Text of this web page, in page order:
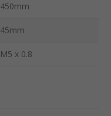
450mm
45mm
M5 x 0.8